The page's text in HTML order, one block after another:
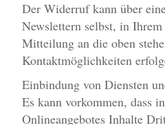
Der Widerruf kann über
Newslettern selbst, in
Mitteilung an die oben
Kontaktmöglichkeiten
Einbindung von Diensten
Es kann vorkommen, dass
Onlineangebotes Inhalte